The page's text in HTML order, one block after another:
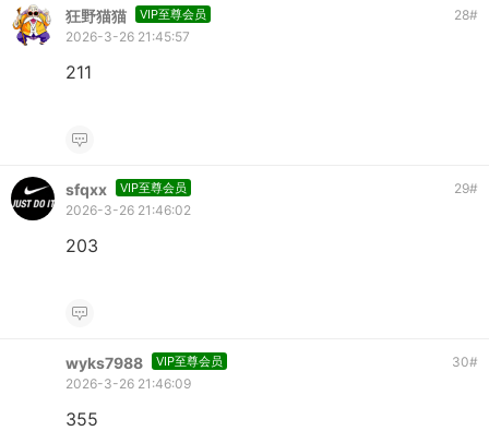
狂野猫猫 VIP至尊会员 28#
2026-3-26 21:45:57
211
sfqxx VIP至尊会员 29#
2026-3-26 21:46:02
203
wyks7988 VIP至尊会员 30#
2026-3-26 21:46:09
355